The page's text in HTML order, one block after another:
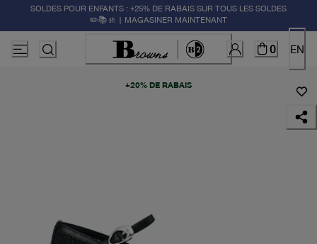
SOLDES POUR ENFANTS : +25% DE RABAIS SUR TOUS LES SOLDES
✏️📚🚸 | MAGASINER MAINTENANT
0 EN
+20% DE RABAIS